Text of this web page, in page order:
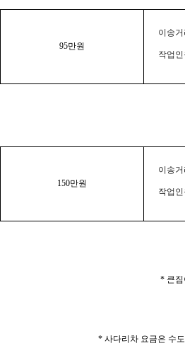
95만원
이송
작업
150만원
이송
작업
* 큰짐
* 사다리차 요금은 수